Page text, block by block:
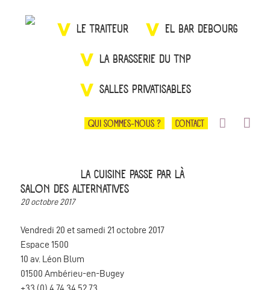
LE TRAITEUR
EL BAR DEBOURG
LA BRASSERIE DU TNP
SALLES PRIVATISABLES
QUI SOMMES-NOUS ? CONTACT
LA CUISINE PASSE PAR LÀ
SALON DES ALTERNATIVES
20 octobre 2017
Vendredi 20 et samedi 21 octobre 2017
Espace 1500
10 av. Léon Blum
01500 Ambérieu-en-Bugey